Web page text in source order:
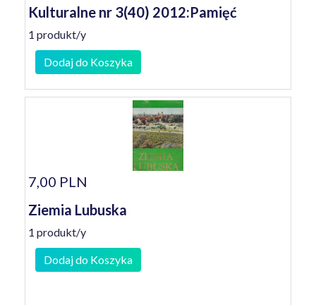
Kulturalne nr 3(40) 2012:Pamięć
1 produkt/y
Dodaj do Koszyka
7,00 PLN
Ziemia Lubuska
1 produkt/y
Dodaj do Koszyka